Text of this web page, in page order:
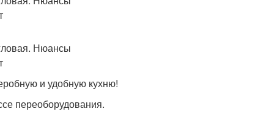
и удобную кухню!
переоборудования.